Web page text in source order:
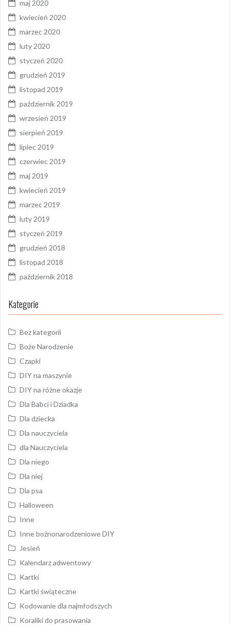
maj 2020
kwiecień 2020
marzec 2020
luty 2020
styczeń 2020
grudzień 2019
listopad 2019
październik 2019
wrzesień 2019
sierpień 2019
lipiec 2019
czerwiec 2019
maj 2019
kwiecień 2019
marzec 2019
luty 2019
styczeń 2019
grudzień 2018
listopad 2018
październik 2018
Kategorie
Bez kategorii
Boże Narodzenie
Czapki
DIY na maszynie
DIY na różne okazje
Dla Babci i Dziadka
Dla dziecka
Dla nauczyciela
dla Nauczyciela
Dla niego
Dla niej
Dla psa
Halloween
Inne
Inne bożnonarodzeniowe DIY
Jesień
Kalendarz adwentowy
Kartki
Kartki świąteczne
Kodowanie dla najmłodszych
Koraliki do prasowania